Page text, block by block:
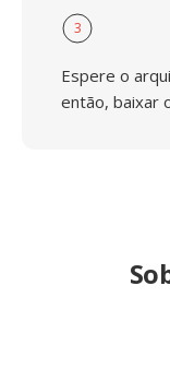
3
Espere o
então, baixar